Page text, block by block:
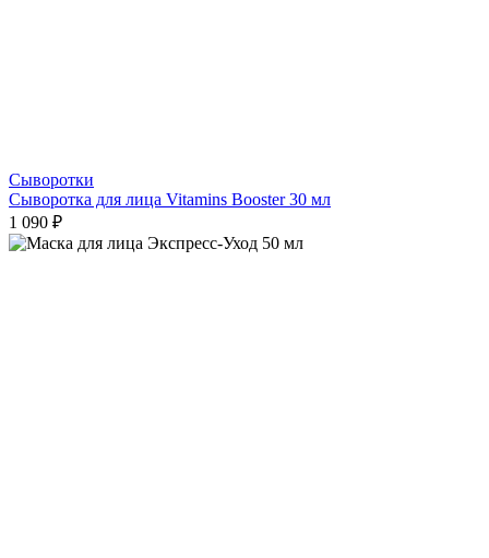
Сыворотки
Сыворотка для лица Vitamins Booster 30 мл
1 090 ₽